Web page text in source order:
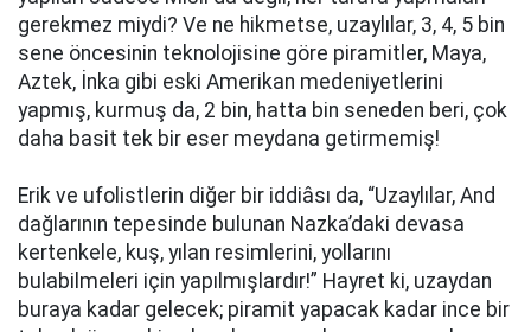
gerekmez miydi? Ve ne hikmetse, uzaylılar, 3, 4, 5 bin
sene öncesinin teknolojisine göre piramitler, Maya,
Aztek, İnka gibi eski Amerikan medeniyetlerini
yapmış, kurmuş da, 2 bin, hatta bin seneden beri, çok
daha basit tek bir eser meydana getirmemiş!
Erik ve ufolistlerin diğer bir iddiâsı da, “Uzaylılar, And
dağlarının tepesinde bulunan Nazka’daki devasa
kertenkele, kuş, yılan resimlerini, yollarını
bulabilmeleri için yapılmışlardır!” Hayret ki, uzaydan
buraya kadar gelecek; piramit yapacak kadar ince bir